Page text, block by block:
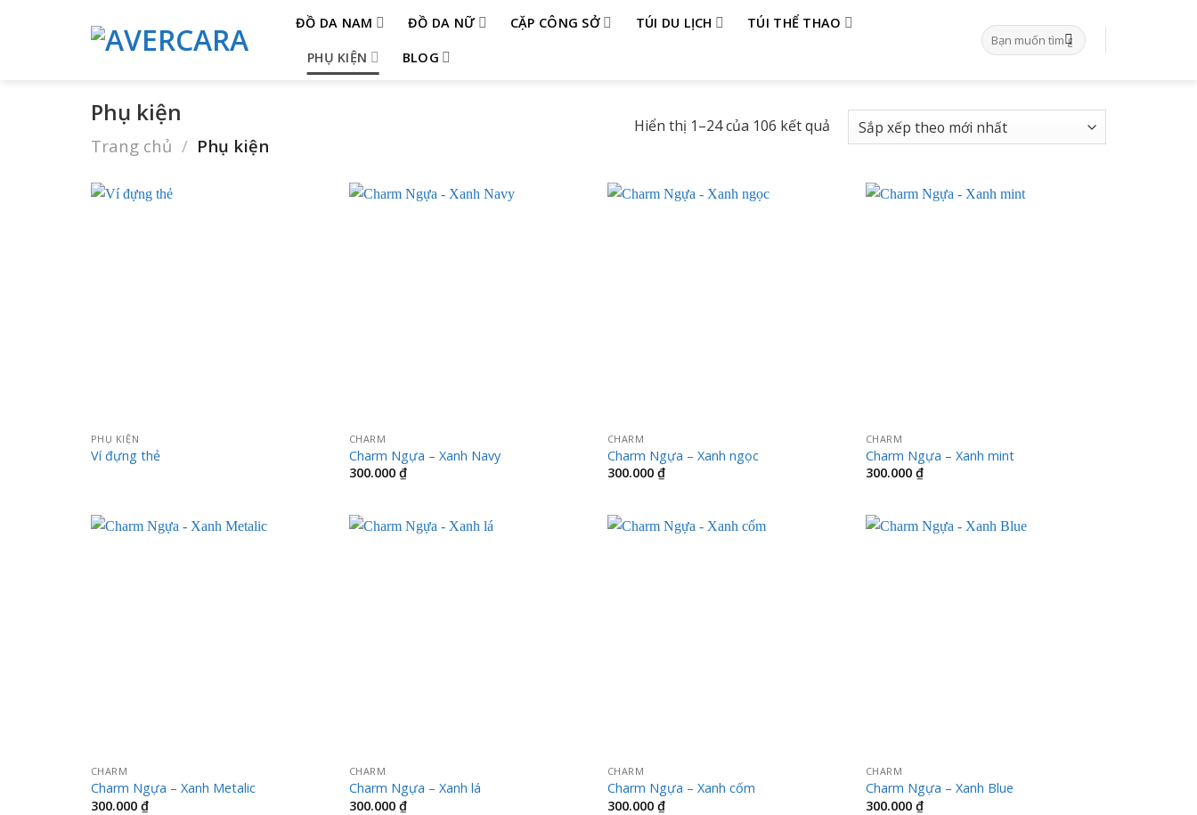
ĐỒ DA NAM ĐỒ DA NỮ CẶP CÔNG SỞ TÚI DU LỊCH TÚI THỂ THAO
PHỤ KIỆN BLOG
Tìm
kiếm:
Phụ kiện
Trang chủ / Phụ kiện
Hiển thị 1–24 của 106 kết quả
PHỤ KIỆN
Ví đựng thẻ
CHARM
Charm Ngựa – Xanh Navy
300.000 ₫
CHARM
Charm Ngựa – Xanh ngọc
300.000 ₫
CHARM
Charm Ngựa – Xanh mint
300.000 ₫
CHARM
Charm Ngựa – Xanh Metalic
300.000 ₫
CHARM
Charm Ngựa – Xanh lá
300.000 ₫
CHARM
Charm Ngựa – Xanh cốm
300.000 ₫
CHARM
Charm Ngựa – Xanh Blue
300.000 ₫